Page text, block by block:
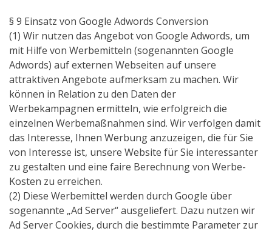
§ 9 Einsatz von Google Adwords Conversion
(1) Wir nutzen das Angebot von Google Adwords, um
mit Hilfe von Werbemitteln (sogenannten Google
Adwords) auf externen Webseiten auf unsere
attraktiven Angebote aufmerksam zu machen. Wir
können in Relation zu den Daten der
Werbekampagnen ermitteln, wie erfolgreich die
einzelnen Werbemaßnahmen sind. Wir verfolgen damit
das Interesse, Ihnen Werbung anzuzeigen, die für Sie
von Interesse ist, unsere Website für Sie interessanter
zu gestalten und eine faire Berechnung von Werbe-
Kosten zu erreichen.
(2) Diese Werbemittel werden durch Google über
sogenannte „Ad Server“ ausgeliefert. Dazu nutzen wir
Ad Server Cookies, durch die bestimmte Parameter zur